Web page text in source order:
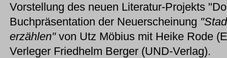
Vorstellung des neuen Literatur-Projekts
Buchpräsentation der Neuerscheinung
erzählen"von Utz Möbius mit Heike Rode
Verleger Friedhelm Berger (UND-Verlag).